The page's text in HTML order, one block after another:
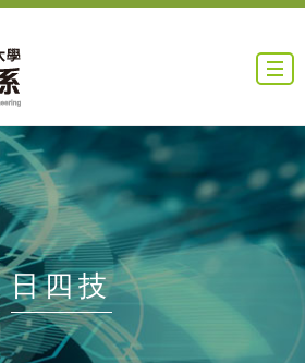
日四技